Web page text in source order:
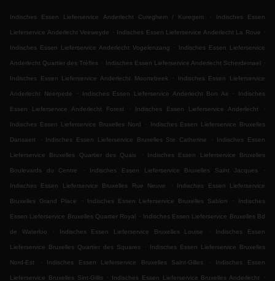
Indisches Essen Lieferservice Anderlecht Cureghem / Kuregem . Indisches Essen
Lieferservice Anderlecht Veeweyde . Indisches Essen Lieferservice Anderlecht La Roue .
Indisches Essen Lieferservice Anderlecht Vogelenzang . Indisches Essen Lieferservice
Anderlecht Quartier des Trèfles . Indisches Essen Lieferservice Anderlecht Scherdemael .
Indisches Essen Lieferservice Anderlecht Moortebeek . Indisches Essen Lieferservice
Anderlecht Neerpede . Indisches Essen Lieferservice Anderlecht Bon Air . Indisches
Essen Lieferservice Anderlecht Forest . Indisches Essen Lieferservice Anderlecht .
Indisches Essen Lieferservice Bruxelles Nord . Indisches Essen Lieferservice Bruxelles
Dansaert . Indisches Essen Lieferservice Bruxelles Ste Catherine . Indisches Essen
Lieferservice Bruxelles Quartier des Quais . Indisches Essen Lieferservice Bruxelles
Boulevards du Centre . Indisches Essen Lieferservice Bruxelles Saint Jacques .
Indisches Essen Lieferservice Bruxelles Rue Neuve . Indisches Essen Lieferservice
Bruxelles Grand Place . Indisches Essen Lieferservice Bruxelles Sablon . Indisches
Essen Lieferservice Bruxelles Quartier Royal . Indisches Essen Lieferservice Bruxelles Bd
de Waterloo . Indisches Essen Lieferservice Bruxelles Louise . Indisches Essen
Lieferservice Bruxelles Quartier des Squares . Indisches Essen Lieferservice Bruxelles
Nord-Est . Indisches Essen Lieferservice Bruxelles Saint-Gilles . Indisches Essen
Lieferservice Bruxelles Sint-Gillis . Indisches Essen Lieferservice Bruxelles Anderlecht .